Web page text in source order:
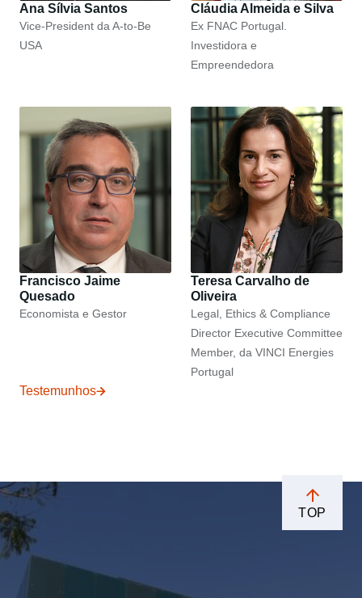
Ana Sílvia Santos
Vice-President da A-to-Be
USA
Cláudia Almeida e Silva
Ex FNAC Portugal.
Investidora e
Empreendedora
Francisco Jaime
Quesado
Economista e Gestor
Teresa Carvalho de
Oliveira
Legal, Ethics & Compliance
Director Executive Committee
Member, da VINCI Energies
Portugal
Testemunhos
TOP